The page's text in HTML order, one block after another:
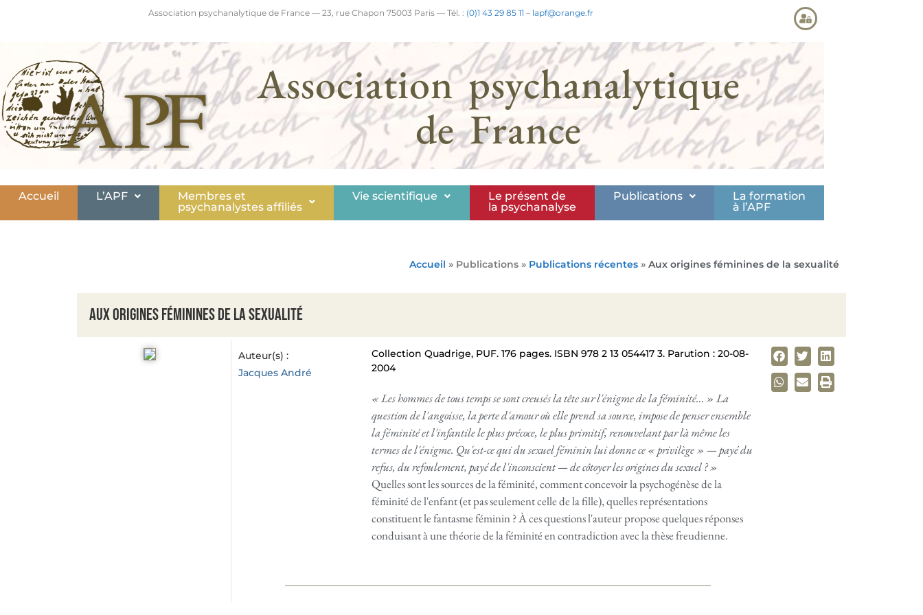
Association psychanalytique de France — 23, rue Chapon 75003 Paris — Tél. : (0)1 43 29 85 11 – lapf@orange.fr
Association psychanalytique
de France
Accueil L’APF
Membres et
psychanalystes affiliés
Vie scientifique
Le présent de
la psychanalyse
Publications
La formation
à l’APF
Accueil » Publications » Publications récentes » Aux origines féminines de la sexualité
Aux origines féminines de la sexualité
Auteur(s) :
Jacques André
Collection Quadrige, PUF. 176 pages. ISBN 978 2 13 054417 3. Parution : 20-08-
2004
« Les hommes de tous temps se sont creusés la tête sur l'énigme de la féminité… » La
question de l'angoisse, la perte d'amour où elle prend sa source, impose de penser ensemble
la féminité et l'infantile le plus précoce, le plus primitif, renouvelant par là même les
termes de l'énigme. Qu'est-ce qui du sexuel féminin lui donne ce « privilège » — payé du
refus, du refoulement, payé de l'inconscient — de côtoyer les origines du sexuel ? »
Quelles sont les sources de la féminité, comment concevoir la psychogénèse de la
féminité de l'enfant (et pas seulement celle de la fille), quelles représentations
constituent le fantasme féminin ? À ces questions l'auteur propose quelques réponses
conduisant à une théorie de la féminité en contradiction avec la thèse freudienne.